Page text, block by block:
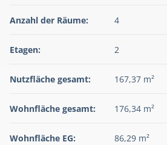
Anzahl der Räume: 4
Etagen: 2
Nutzfläche gesamt: 167,37 m²
Wohnfläche gesamt: 176,34 m²
Wohnfläche EG: 86,29 m²